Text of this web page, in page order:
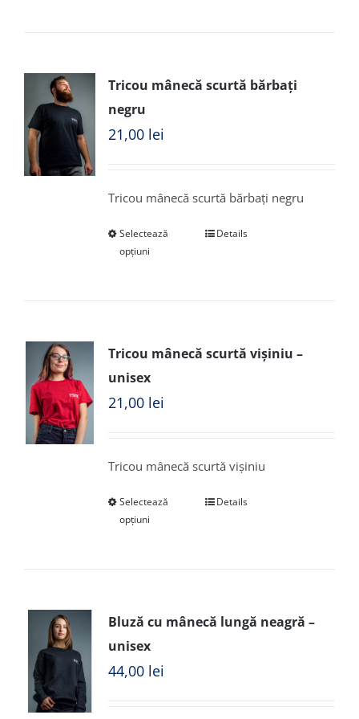
Tricou mânecă scurtă bărbați
negru
21,00 lei
Tricou mânecă scurtă bărbați negru
Selectează
opțiuni
Details
Tricou mânecă scurtă vișiniu –
unisex
21,00 lei
Tricou mânecă scurtă vișiniu
Selectează
opțiuni
Details
Bluză cu mânecă lungă neagră –
unisex
44,00 lei